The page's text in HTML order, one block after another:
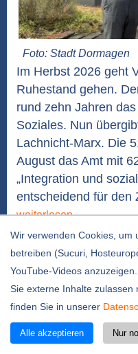
Wir verwenden Cookies, um
betreiben (Sucuri,
YouTube-Videos
Sie externe Inhalte zulassen
finden Sie in unserer
Alle akzeptieren Nur
Foto: Stadt Dormagen
Im Herbst 2026 geht
Ruhestand gehen.
rund zehn Jahren
Soziales. Nun
Lachnicht-Marx. Die
August das Amt mit
„Integration und
entscheidend für den
weiterlesen
Cilli Hackbarth
Nievenheim
29.07.2026 / 12:10 Uhr